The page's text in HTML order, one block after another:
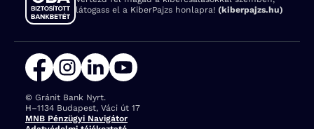
látogass el a KiberPajzs honlapra! (kiberpajzs.hu)
© Gránit Bank Nyrt.
Cím:
H–1134 Budapest, Váci út 17
MNB Pénzügyi Navigátor